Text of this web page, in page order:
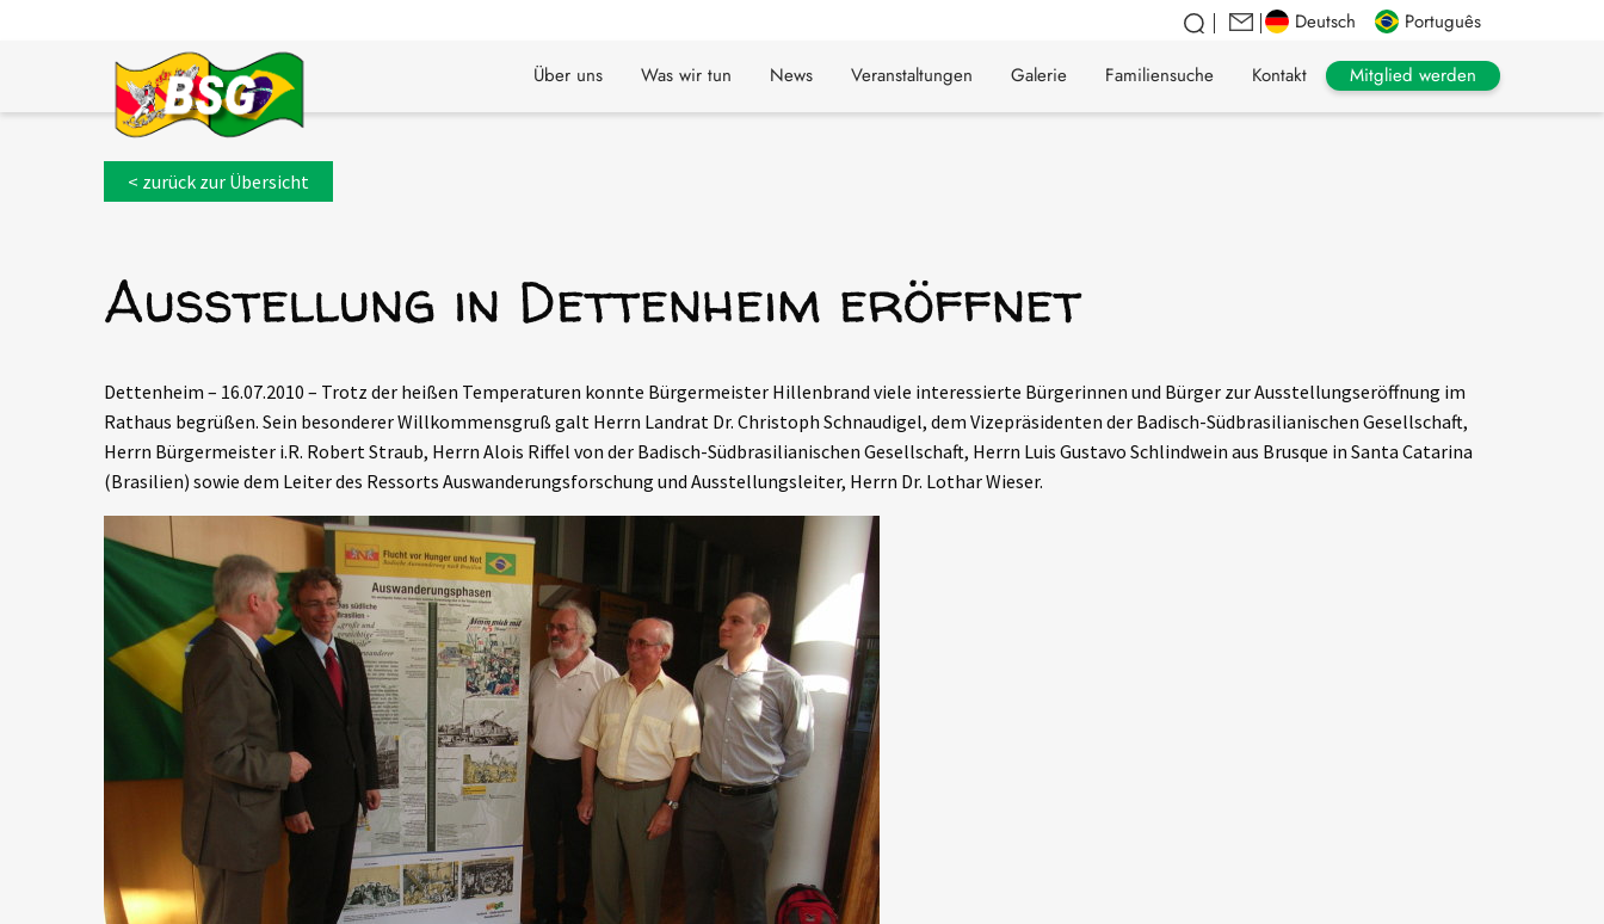
Deutsch Português
Über uns Was wir tun News Veranstaltungen Galerie Familiensuche Kontakt Mitglied werden
< zurück zur Übersicht
Ausstellung in Dettenheim eröffnet
Dettenheim – 16.07.2010 – Trotz der heißen Temperaturen konnte Bürgermeister Hillenbrand viele interessierte Bürgerinnen und Bürger zur Ausstellungseröffnung im
Rathaus begrüßen. Sein besonderer Willkommensgruß galt Herrn Landrat Dr. Christoph Schnaudigel, dem Vizepräsidenten der Badisch-Südbrasilianischen Gesellschaft,
Herrn Bürgermeister i.R. Robert Straub, Herrn Alois Riffel von der Badisch-Südbrasilianischen Gesellschaft, Herrn Luis Gustavo Schlindwein aus Brusque in Santa Catarina
(Brasilien) sowie dem Leiter des Ressorts Auswanderungsforschung und Ausstellungsleiter, Herrn Dr. Lothar Wieser.